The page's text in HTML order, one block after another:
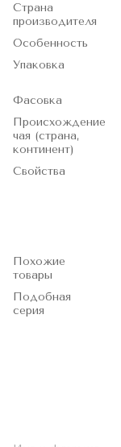
Страна
производителя
Особенность
Упаковка
Фасовка
Происхождение
чая (страна,
континент)
Свойства
Похожие
товары
Подобная
серия